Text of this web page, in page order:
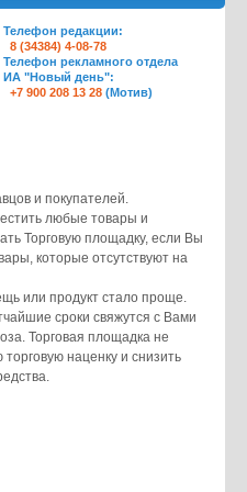
Телефон редакции:
8 (34384) 4-08-78
Телефон рекламного отдела
ИА "Новый день":
+7 900 208 13 28 (Мотив)
и покупателей.
любые товары и
Торговую площадку, если Вы
которые отсутствуют на
или продукт стало проще.
сроки свяжутся с Вами
Торговая площадка не
торговую наценку и снизить